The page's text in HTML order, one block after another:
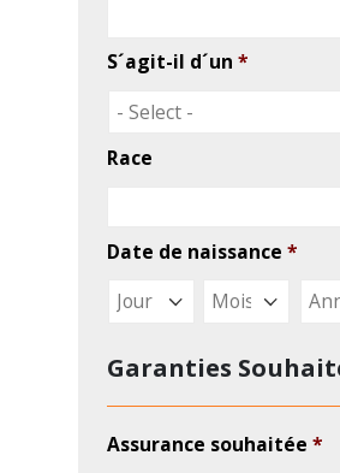
Accident
Maladie
Politique de confidentialité
J’autorise INOV
J’autorise INOV au traitement
de mes données personnelles
demandes et de me maintenir